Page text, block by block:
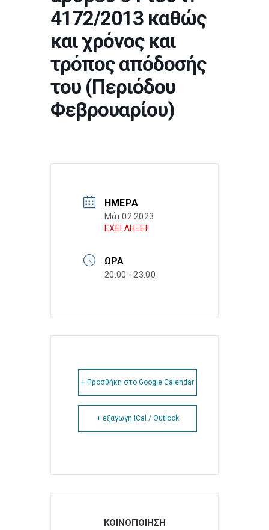
4172/2013 καθώς
και χρόνος και
τρόπος απόδοσής
του (Περιόδου
Φεβρουαρίου)
ΗΜΈΡΑ
Μάι 02 2023
ΕΧΕΙ ΛΗΞΕΙ!
ΏΡΑ
20:00 - 23:00
+ Προσθήκη στο Google Calendar
+ εξαγωγή iCal / Outlook
ΚΟΙΝΟΠΟΙΗΣΗ